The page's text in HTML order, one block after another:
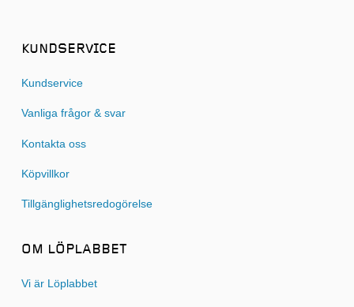
KUNDSERVICE
Kundservice
Vanliga frågor & svar
Kontakta oss
Köpvillkor
Tillgänglighetsredogörelse
OM LÖPLABBET
Vi är Löplabbet